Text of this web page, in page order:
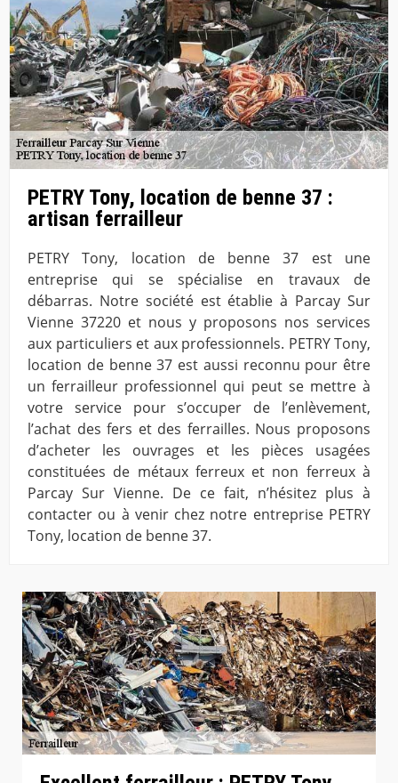
PETRY Tony, location de benne 37 :
artisan ferrailleur
PETRY Tony, location de benne 37 est une
entreprise qui se spécialise en travaux de
débarras. Notre société est établie à Parcay Sur
Vienne 37220 et nous y proposons nos services
aux particuliers et aux professionnels. PETRY Tony,
location de benne 37 est aussi reconnu pour être
un ferrailleur professionnel qui peut se mettre à
votre service pour s’occuper de l’enlèvement,
l’achat des fers et des ferrailles. Nous proposons
d’acheter les ouvrages et les pièces usagées
constituées de métaux ferreux et non ferreux à
Parcay Sur Vienne. De ce fait, n’hésitez plus à
contacter ou à venir chez notre entreprise PETRY
Tony, location de benne 37.